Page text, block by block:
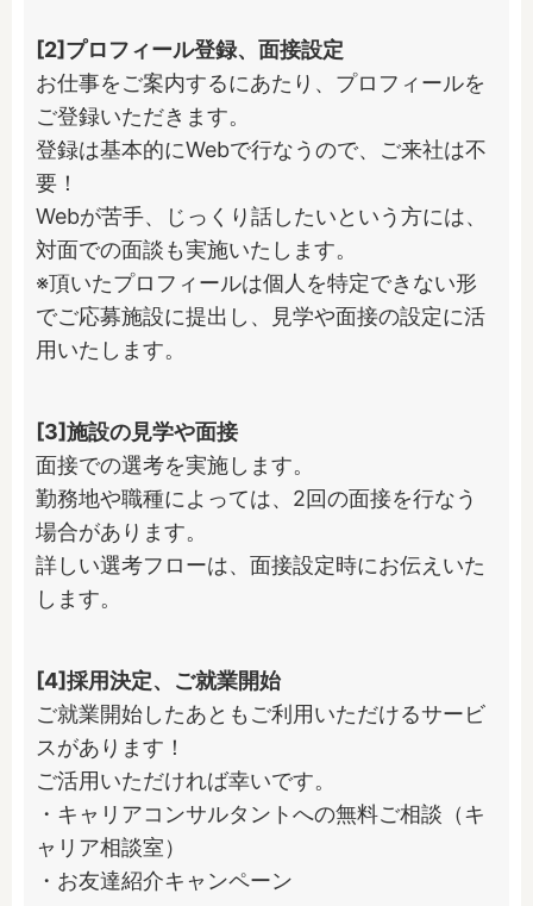
[2]プロフィール登録、面接設定
お仕事をご案内するにあたり、プロフィールを
ご登録いただきます。
登録は基本的にWebで行なうので、ご来社は不
要！
Webが苦手、じっくり話したいという方には、
対面での面談も実施いたします。
※頂いたプロフィールは個人を特定できない形
でご応募施設に提出し、見学や面接の設定に活
用いたします。
[3]施設の見学や面接
面接での選考を実施します。
勤務地や職種によっては、2回の面接を行なう
場合があります。
詳しい選考フローは、面接設定時にお伝えいた
します。
[4]採用決定、ご就業開始
ご就業開始したあともご利用いただけるサービ
スがあります！
ご活用いただければ幸いです。
・キャリアコンサルタントへの無料ご相談（キ
ャリア相談室）
・お友達紹介キャンペーン